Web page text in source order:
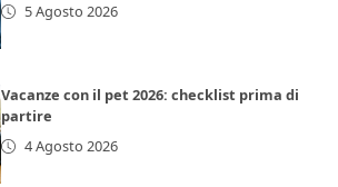
5 Agosto 2026
Vacanze con il pet 2026: checklist prima di
partire
4 Agosto 2026